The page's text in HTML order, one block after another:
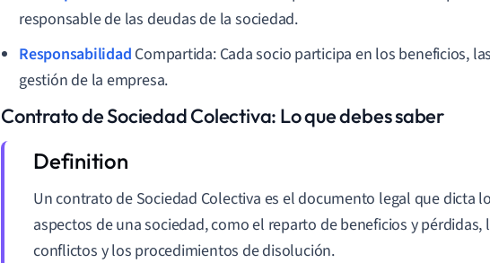
responsable de las deudas de la sociedad.
Responsabilidad Compartida: Cada socio participa en los beneficios,
gestión de la empresa.
Contrato de Sociedad Colectiva: Lo que debes saber
Un contrato de Sociedad Colectiva es el documento legal que dicta
aspectos de una sociedad, como el reparto de beneficios y pérdidas,
conflictos y los procedimientos de disolución.